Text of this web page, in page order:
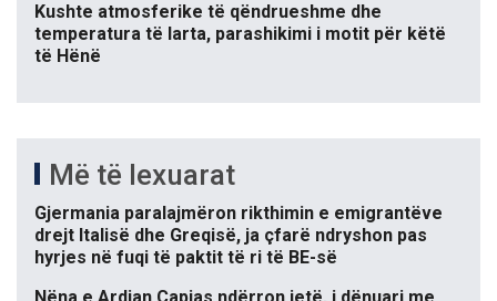
Kushte atmosferike të qëndrueshme dhe
temperatura të larta, parashikimi i motit për këtë
të Hënë
Më të lexuarat
Gjermania paralajmëron rikthimin e emigrantëve
drejt Italisë dhe Greqisë, ja çfarë ndryshon pas
hyrjes në fuqi të paktit të ri të BE-së